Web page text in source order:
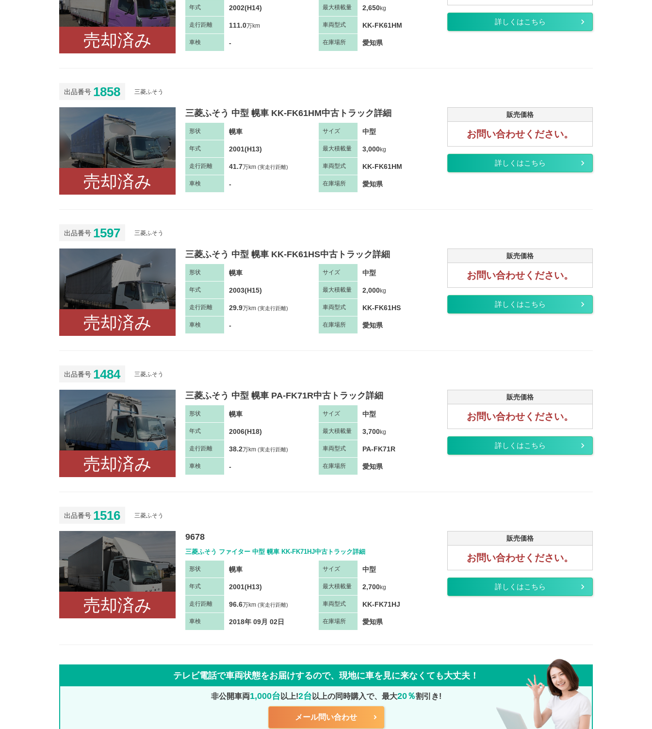
売却済み
年式 2002(H14) 最大積載量 2,650kg
走行距離 111.0万km 車両型式 KK-FK61HM
車検 - 在庫場所 愛知県
詳しくはこちら
出品番号 1858 三菱ふそう
売却済み
三菱ふそう 中型 幌車 KK-FK61HM中古トラック詳細
形状 幌車 サイズ 中型
年式 2001(H13) 最大積載量 3,000kg
走行距離 41.7万km (実走行距離) 車両型式 KK-FK61HM
車検 - 在庫場所 愛知県
販売価格
お問い合わせください。
詳しくはこちら
出品番号 1597 三菱ふそう
売却済み
三菱ふそう 中型 幌車 KK-FK61HS中古トラック詳細
形状 幌車 サイズ 中型
年式 2003(H15) 最大積載量 2,000kg
走行距離 29.9万km (実走行距離) 車両型式 KK-FK61HS
車検 - 在庫場所 愛知県
販売価格
お問い合わせください。
詳しくはこちら
出品番号 1484 三菱ふそう
売却済み
三菱ふそう 中型 幌車 PA-FK71R中古トラック詳細
形状 幌車 サイズ 中型
年式 2006(H18) 最大積載量 3,700kg
走行距離 38.2万km (実走行距離) 車両型式 PA-FK71R
車検 - 在庫場所 愛知県
販売価格
お問い合わせください。
詳しくはこちら
出品番号 1516 三菱ふそう
売却済み
9678
三菱ふそう ファイター 中型 幌車 KK-FK71HJ中古トラック詳細
形状 幌車 サイズ 中型
年式 2001(H13) 最大積載量 2,700kg
走行距離 96.6万km (実走行距離) 車両型式 KK-FK71HJ
車検 2018年 09月 02日 在庫場所 愛知県
販売価格
お問い合わせください。
詳しくはこちら
テレビ電話で車両状態をお届けするので、 現地に車を見に来なくても大丈夫！
非公開車両1,000台 以上!2台 以上の同時購入で、最大20％割引き!
メール問い合わせ